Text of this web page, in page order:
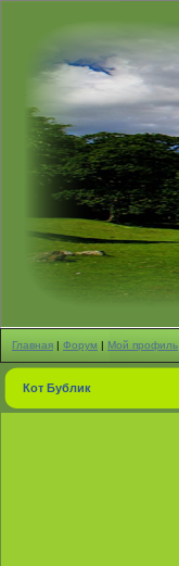
Главная | Форум | Мой профиль
Кот Бублик